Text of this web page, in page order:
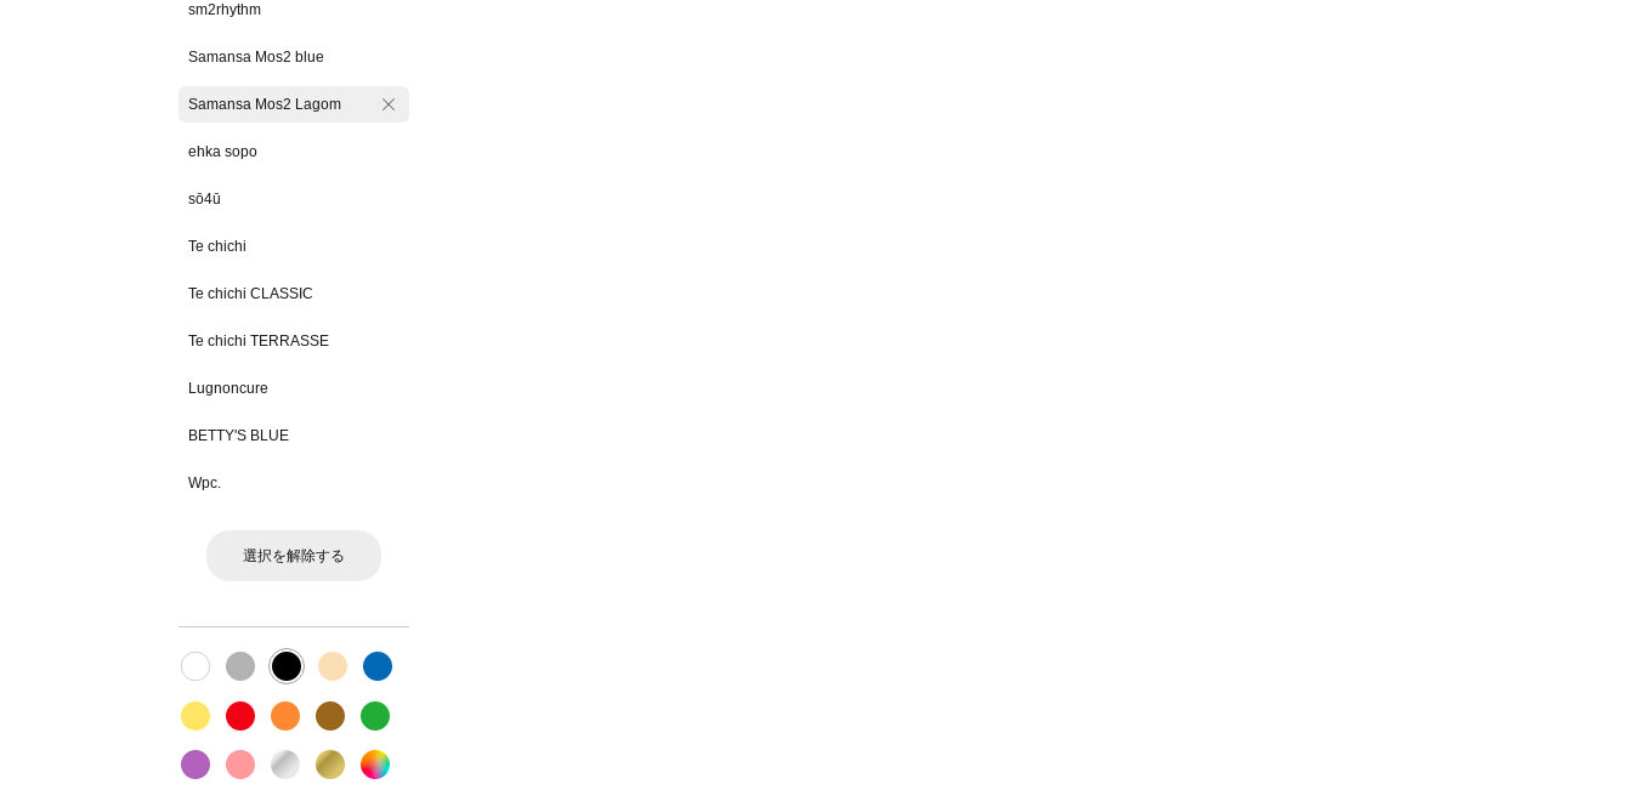
sm2rhythm
Samansa Mos2 blue
Samansa Mos2 Lagom
ehka sopo
sō4ū
Te chichi
Te chichi CLASSIC
Te chichi TERRASSE
Lugnoncure
BETTY'S BLUE
Wpc.
選択を解除する